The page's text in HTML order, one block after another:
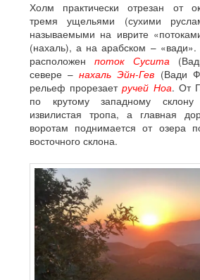
Холм практически отрезан от
тремя ущельями (сухими
называемыми на иврите
(нахаль), а на арабском –
расположенпоток Сусита
севере –нахаль Эйн-Гев (Вади
рельеф прорезаетручей Ноа. От
по крутому западному
извилистая тропа, а главная
воротам поднимается от озера
восточного склона.